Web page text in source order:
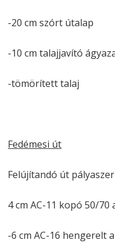
-20 cm szórt útalap
-10 cm talajjavító
-tömörített talaj
Fedémesi út
Felújítandó út
4 cm AC-11 kopó 50/
-6 cm AC-16 hengerelt